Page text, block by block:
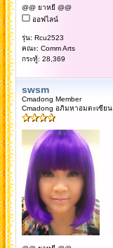
@@ ยาหยี @@
ออฟไลน์
รุ่น: Rcu2523
คณะ: Comm Arts
กระทู้: 28,369
swsm
Cmadong Member
Cmadong อภิมหาอมตะเซียน